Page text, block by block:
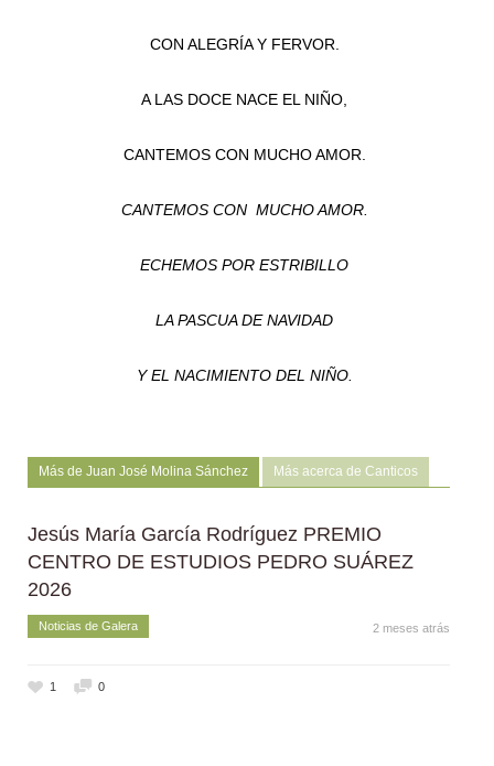
CON ALEGRÍA Y FERVOR.
A LAS DOCE NACE EL NIÑO,
CANTEMOS CON MUCHO AMOR.
CANTEMOS CON MUCHO AMOR.
ECHEMOS POR ESTRIBILLO
LA PASCUA DE NAVIDAD
Y EL NACIMIENTO DEL NIÑO.
Más de Juan José Molina Sánchez Más acerca de Canticos
Jesús María García Rodríguez PREMIO
CENTRO DE ESTUDIOS PEDRO SUÁREZ
2026
Noticias de Galera 2 meses atrás
1 0